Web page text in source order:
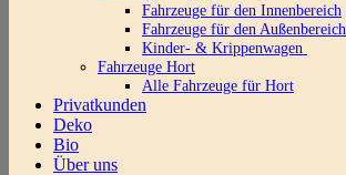
Fahrzeuge für den Innenbereich
Fahrzeuge für den Außenbereich
Kinder- & Krippenwagen
Fahrzeuge Hort
Alle Fahrzeuge für Hort
Privatkunden
Deko
Bio
Über uns